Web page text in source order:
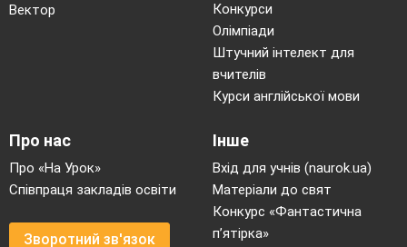
Вектор
Конкурси
Олімпіади
Штучний інтелект для
вчителів
Курси англійської мови
Про нас
Про «На Урок»
Співпраця закладів освіти
Зворотний зв'язок
Інше
Вхід для учнів (naurok.ua)
Матеріали до свят
Конкурс «Фантастична
п’ятірка»